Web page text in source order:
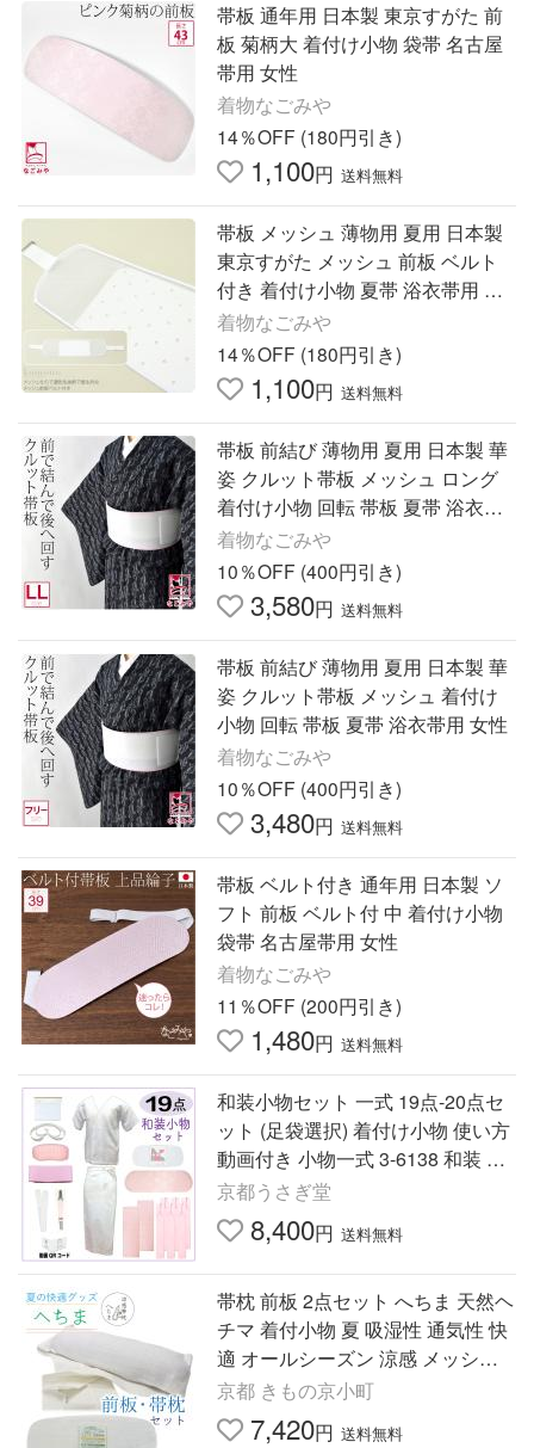
帯板 通年用 日本製 東京すがた 前
板 菊柄大 着付け小物 袋帯 名古屋
帯用 女性
着物なごみや
14％OFF (180円引き)
1,100円 送料無料
帯板 メッシュ 薄物用 夏用 日本製
東京すがた メッシュ 前板 ベルト
付き 着付け小物 夏帯 浴衣帯用 女
性
着物なごみや
14％OFF (180円引き)
1,100円 送料無料
帯板 前結び 薄物用 夏用 日本製 華
姿 クルット帯板 メッシュ ロング
着付け小物 回転 帯板 夏帯 浴衣帯
用 女性
着物なごみや
10％OFF (400円引き)
3,580円 送料無料
帯板 前結び 薄物用 夏用 日本製 華
姿 クルット帯板 メッシュ 着付け
小物 回転 帯板 夏帯 浴衣帯用 女性
着物なごみや
10％OFF (400円引き)
3,480円 送料無料
帯板 ベルト付き 通年用 日本製 ソ
フト 前板 ベルト付 中 着付け小物
袋帯 名古屋帯用 女性
着物なごみや
11％OFF (200円引き)
1,480円 送料無料
和装小物セット 一式 19点-20点セ
ット (足袋選択) 着付け小物 使い方
動画付き 小物一式 3-6138 和装 着
付け教室 振袖 訪問着 留袖
京都うさぎ堂
8,400円 送料無料
帯枕 前板 2点セット へちま 天然ヘ
チマ 着付小物 夏 吸湿性 通気性 快
適 オールシーズン 涼感 メッシュ
ベルト付き ポケット 麻 着物 きも
の 帯板
京都 きもの京小町
7,420円 送料無料